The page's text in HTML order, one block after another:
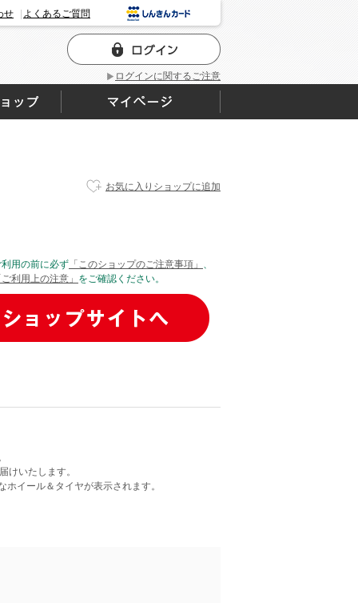
ログインに関するご注意
せ よくあるご質問
お気に入りショップに追加
利用の前に必ず 「このショップのご注意事項」 、
ご利用上の注意」 をご確認ください。
けいたします。
イール＆タイヤが表示されます。